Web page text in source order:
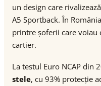
un design care
A5 Sportback. În
printre șoferii care voiau
cartier.
La testul Euro NCAP din
stele, cu 93% protecție